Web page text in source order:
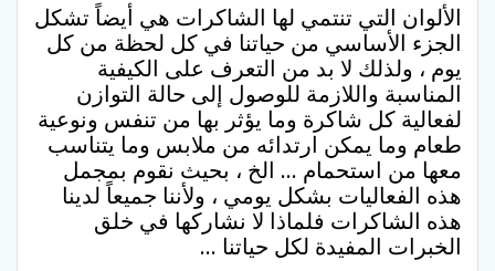
الألوان التي تنتمي لها الشاكرات هي أيضاً تشكل
الجزء الأساسي من حياتنا في كل لحظة من كل
يوم ، ولذلك لا بد من التعرف على الكيفية
المناسبة واللازمة للوصول إلى حالة التوازن
لفعالية كل شاكرة وما يؤثر بها من تنفس ونوعية
طعام وما يمكن ارتدائه من ملابس وما يتناسب
معها من استحمام … الخ ، بحيث نقوم بمجمل
هذه الفعاليات بشكل يومي ، ولأننا جميعاً لدينا
هذه الشاكرات فلماذا لا نشاركها في خلق
الخبرات المفيدة لكل حياتنا …